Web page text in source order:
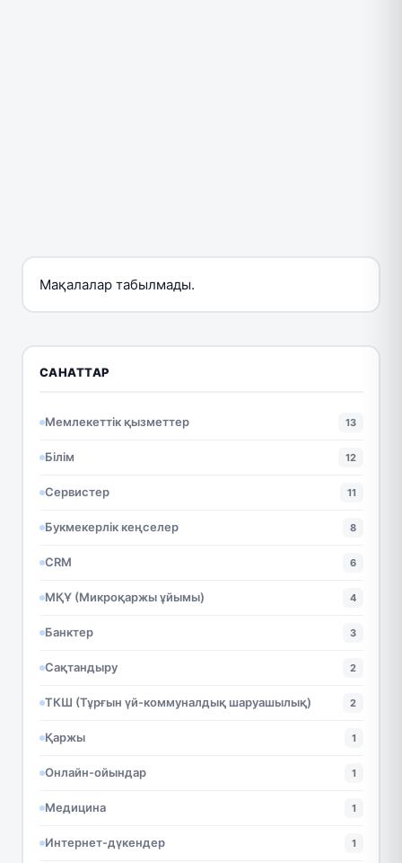
Мақалалар табылмады.
САНАТТАР
Мемлекеттік қызметтер 13
Білім 12
Сервистер 11
Букмекерлік кеңселер 8
CRM 6
МҚҰ (Микроқаржы ұйымы) 4
Банктер 3
Сақтандыру 2
ТКШ (Тұрғын үй-коммуналдық шаруашылық) 2
Қаржы 1
Онлайн-ойындар 1
Медицина 1
Интернет-дүкендер 1